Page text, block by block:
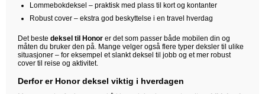
Lommebokdeksel – praktisk med plass til kort og kontanter
Robust cover – ekstra god beskyttelse i en travel hverdag
Det beste deksel til Honor er det som passer både mobilen din og
måten du bruker den på. Mange velger også flere typer deksler til ulike
situasjoner – for eksempel et slankt deksel til jobb og et mer robust
cover til reise og aktivitet.
Derfor er Honor deksel viktig i hverdagen